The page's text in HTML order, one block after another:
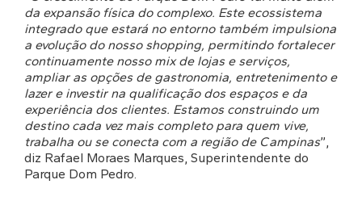
da expansão física do complexo. Este ecossistema
integrado que estará no entorno também impulsiona
a evolução do nosso shopping, permitindo fortalecer
continuamente nosso mix de lojas e serviços,
ampliar as opções de gastronomia, entretenimento e
lazer e investir na qualificação dos espaços e da
experiência dos clientes. Estamos construindo um
destino cada vez mais completo para quem vive,
trabalha ou se conecta com a região de Campinas”,
diz Rafael Moraes Marques, Superintendente do
Parque Dom Pedro.